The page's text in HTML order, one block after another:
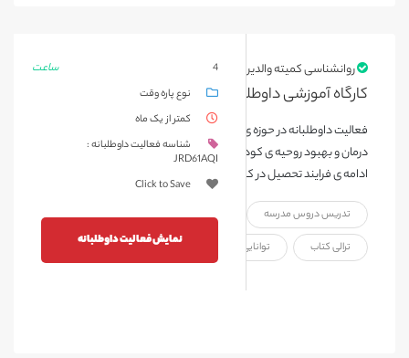
روانشناسی کمیته والدین
کارگاه آموزشی داوطلبان کار با بیمار
فعالیت داوطلبانه در حوزه ی کار با بیمار، با هدف خوشایند سازی فضای
درمان و بهبود روحیه ی کودکان و نوجوانان حاضر در بیمارستان و همچنین
ادامه ی فرایند تحصیل در کنار درمان بیماری صورت می پذیرد. این فعالی...
تدریس دروس مدرسه
توانایی برقراری ارتباط با خانواده بیمار
ترالی کتاب
توانایی برقراری ارتباط با کودک
ساعت
4
نوع پاره وقت
کمتر از یک ماه
شناسه فعالیت داوطلبانه :
JRD61AQI
Click to Save
نمایش فعالیت داوطلبانه